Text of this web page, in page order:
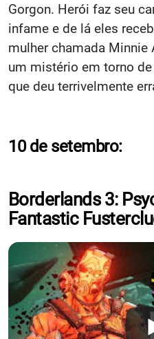
Gorgon. Herói faz seu
infame e de lá eles
mulher chamada Minnie
um mistério em torno
que deu terrivelmente
10 de setembro:
Borderlands 3:
Fantastic